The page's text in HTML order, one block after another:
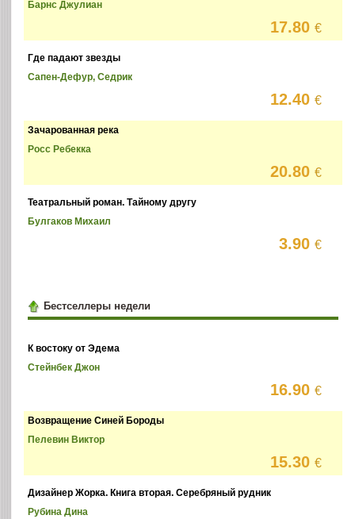
Барнс Джулиан
17.80€
Где падают звезды
Сапен-Дефур, Седрик
12.40€
Зачарованная река
Росс Ребекка
20.80€
Театральный роман. Тайному другу
Булгаков Михаил
3.90€
Бестселлеры недели
К востоку от Эдема
Стейнбек Джон
16.90€
Возвращение Синей Бороды
Пелевин Виктор
15.30€
Дизайнер Жорка. Книга вторая. Серебряный рудник
Рубина Дина